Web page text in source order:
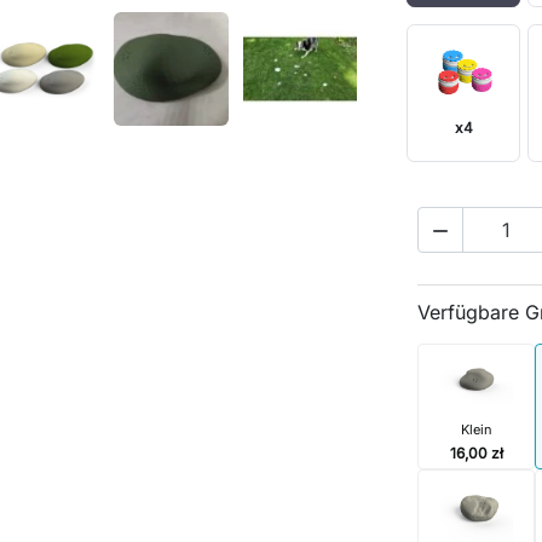
x4

Verfügbare
Klein
16,00 zł